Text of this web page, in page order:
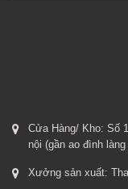
Cửa Hàng/ Kho: Số
nội (gần ao đình
Xưởng sản xuất: